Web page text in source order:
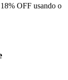
OFF usando o